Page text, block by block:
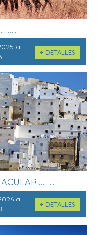
a
+ DETALLES
……...
a
+ DETALLES